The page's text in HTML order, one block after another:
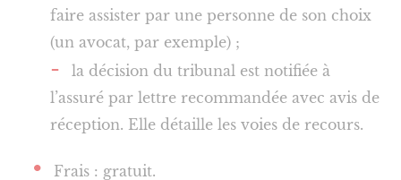
faire assister par une personne de son choix
(un avocat, par exemple) ;
la décision du tribunal est notifiée à
l’assuré par lettre recommandée avec avis de
réception. Elle détaille les voies de recours.
Frais : gratuit.